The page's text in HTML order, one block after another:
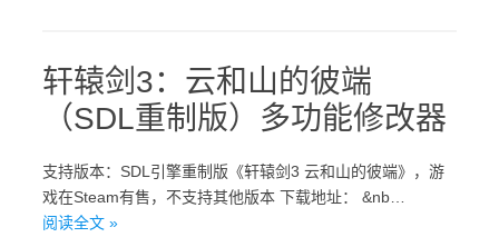
轩辕剑3：云和山的彼端
（SDL重制版）多功能修改器
支持版本：SDL引擎重制版《轩辕剑3 云和山的彼端》，游
戏在Steam有售，不支持其他版本 下载地址： &nb…
阅读全文 »